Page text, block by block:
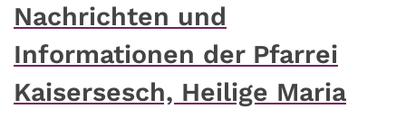
Nachrichten und
Informationen der Pfarrei
Kaisersesch, Heilige Maria